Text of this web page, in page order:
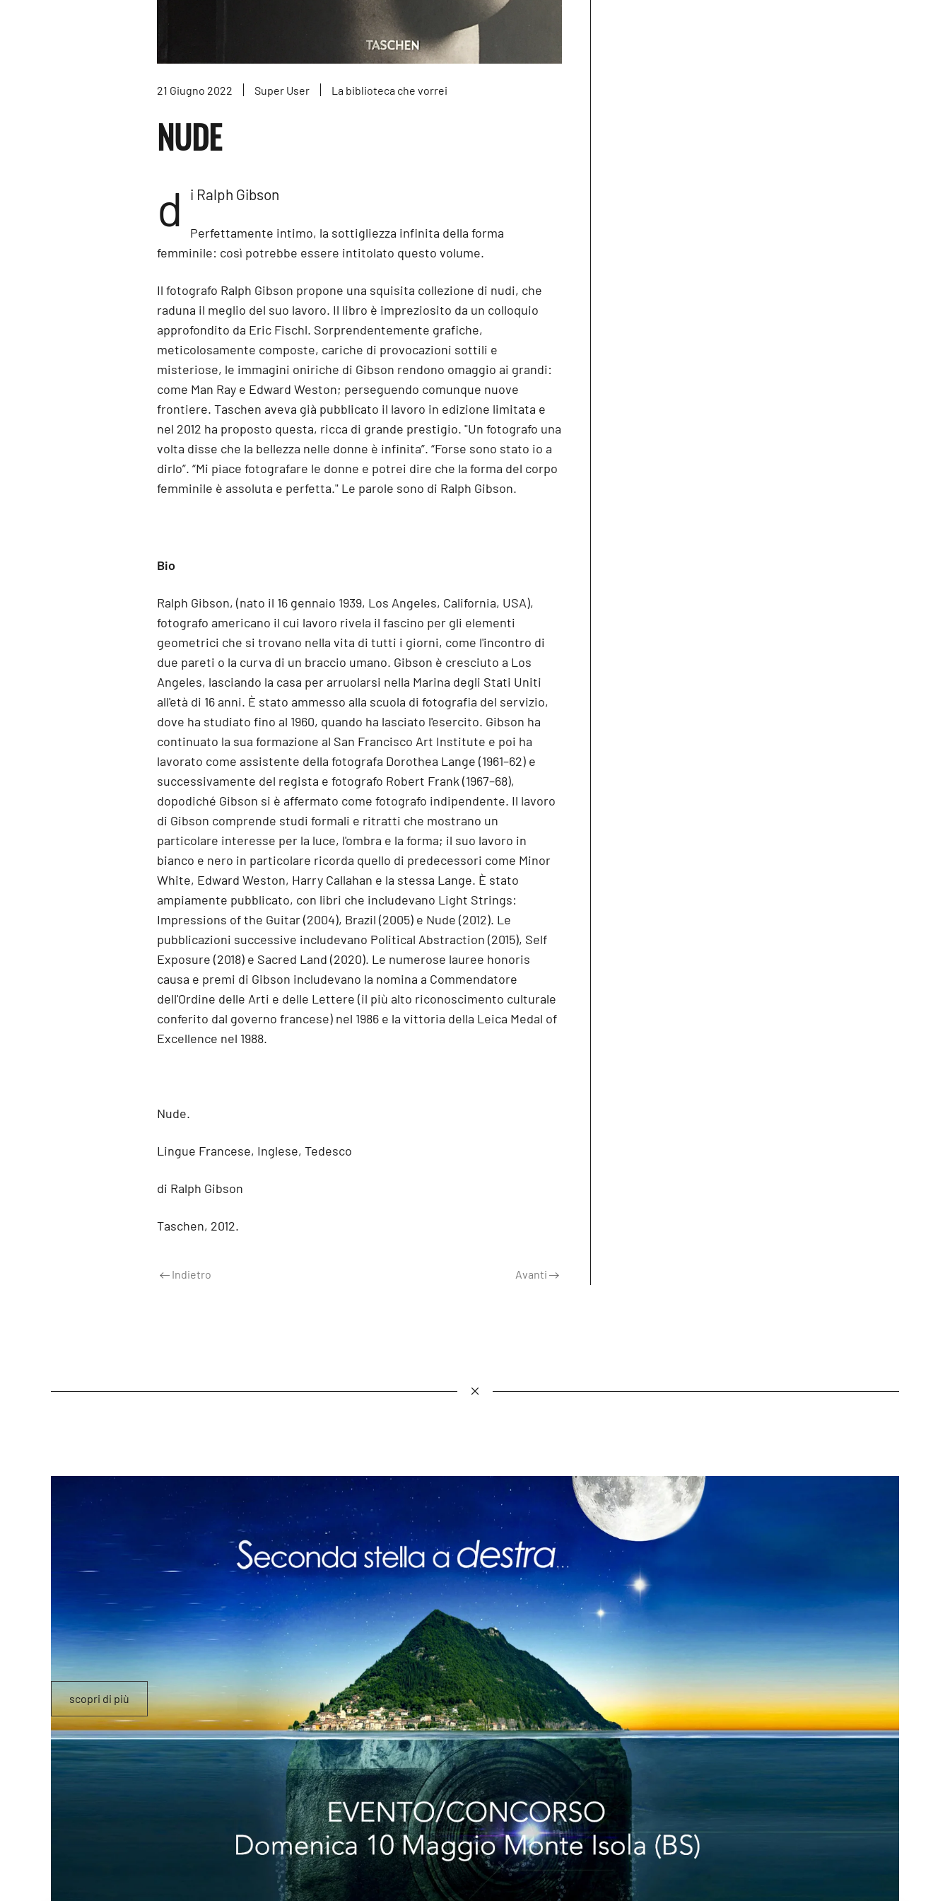
21 Giugno 2022 Super User La biblioteca che vorrei
NUDE
d i Ralph Gibson
Perfettamente intimo, la sottigliezza infinita della forma
femminile: così potrebbe essere intitolato questo volume.
Il fotografo Ralph Gibson propone una squisita collezione di nudi, che
raduna il meglio del suo lavoro. Il libro è impreziosito da un colloquio
approfondito da Eric Fischl. Sorprendentemente grafiche,
meticolosamente composte, cariche di provocazioni sottili e
misteriose, le immagini oniriche di Gibson rendono omaggio ai grandi:
come Man Ray e Edward Weston; perseguendo comunque nuove
frontiere. Taschen aveva già pubblicato il lavoro in edizione limitata e
nel 2012 ha proposto questa, ricca di grande prestigio. "Un fotografo una
volta disse che la bellezza nelle donne è infinita”. “Forse sono stato io a
dirlo”. “Mi piace fotografare le donne e potrei dire che la forma del corpo
femminile è assoluta e perfetta." Le parole sono di Ralph Gibson.
Bio
Ralph Gibson, (nato il 16 gennaio 1939, Los Angeles, California, USA),
fotografo americano il cui lavoro rivela il fascino per gli elementi
geometrici che si trovano nella vita di tutti i giorni, come l'incontro di
due pareti o la curva di un braccio umano. Gibson è cresciuto a Los
Angeles, lasciando la casa per arruolarsi nella Marina degli Stati Uniti
all'età di 16 anni. È stato ammesso alla scuola di fotografia del servizio,
dove ha studiato fino al 1960, quando ha lasciato l'esercito. Gibson ha
continuato la sua formazione al San Francisco Art Institute e poi ha
lavorato come assistente della fotografa Dorothea Lange (1961–62) e
successivamente del regista e fotografo Robert Frank (1967–68),
dopodiché Gibson si è affermato come fotografo indipendente. Il lavoro
di Gibson comprende studi formali e ritratti che mostrano un
particolare interesse per la luce, l'ombra e la forma; il suo lavoro in
bianco e nero in particolare ricorda quello di predecessori come Minor
White, Edward Weston, Harry Callahan e la stessa Lange. È stato
ampiamente pubblicato, con libri che includevano Light Strings:
Impressions of the Guitar (2004), Brazil (2005) e Nude (2012). Le
pubblicazioni successive includevano Political Abstraction (2015), Self
Exposure (2018) e Sacred Land (2020). Le numerose lauree honoris
causa e premi di Gibson includevano la nomina a Commendatore
dell'Ordine delle Arti e delle Lettere (il più alto riconoscimento culturale
conferito dal governo francese) nel 1986 e la vittoria della Leica Medal of
Excellence nel 1988.
Nude.
Lingue Francese, Inglese, Tedesco
di Ralph Gibson
Taschen, 2012.
Indietro Avanti